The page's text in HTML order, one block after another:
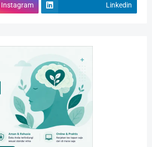
Instagram Linkedin